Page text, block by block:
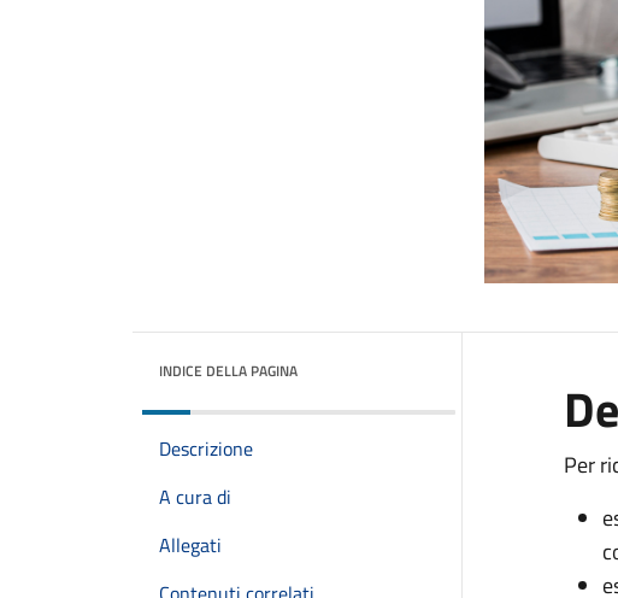
INDICE DELLA PAGINA
Descrizione
A cura di
Allegati
Per